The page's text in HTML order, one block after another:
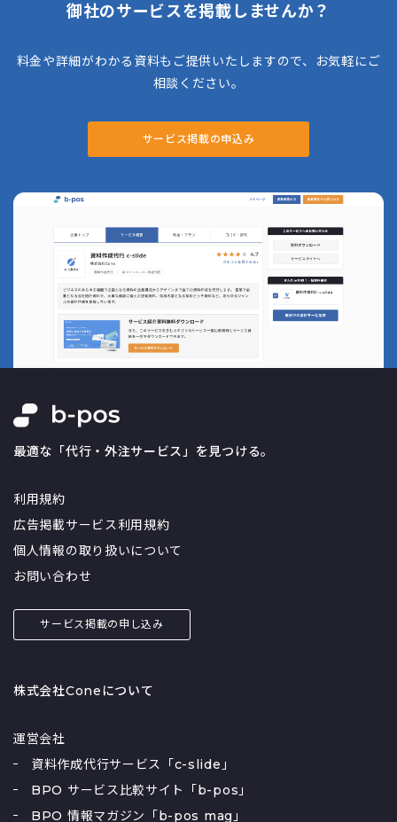
御社のサービスを掲載しませんか？
料金や詳細がわかる資料もご提供いたしますので、お気軽にご
相談ください。
サービス掲載の申込み
最適な「代行・外注サービス」を見つける。
利用規約
広告掲載サービス利用規約
個人情報の取り扱いについて
お問い合わせ
サービス掲載の申し込み
株式会社Coneについて
運営会社
資料作成代行サービス「c-slide」
BPO サービス比較サイト「b-pos」
BPO 情報マガジン「b-pos mag」